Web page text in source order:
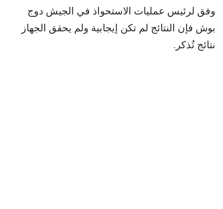
وفق لرئيس عمليات الاستحواذ في الجيش دوج
بوش فإن النتائج لم تكن إيجابية ولم يحقق الجهاز
نتائج تُذكر.